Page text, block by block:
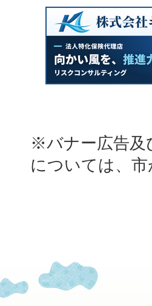
※バナー広告及
については、